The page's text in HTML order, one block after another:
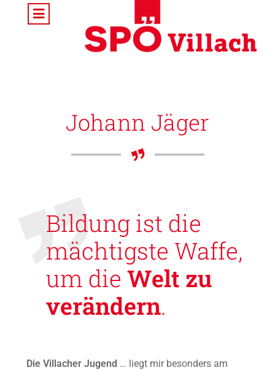
Johann Jäger
Bildung ist die
mächtigste Waffe,
um die Welt zu
verändern.
Die Villacher Jugend … liegt mir besonders am